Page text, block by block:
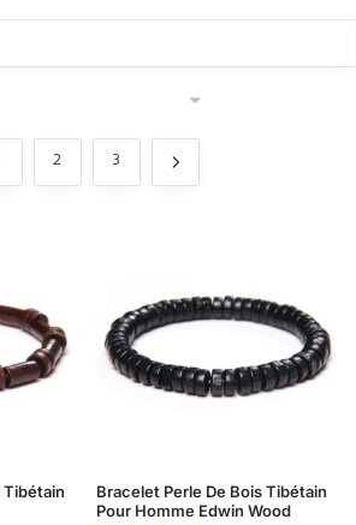
2 3
Tibétain
Bracelet Perle De Bois Tibétain
Pour Homme Edwin Wood